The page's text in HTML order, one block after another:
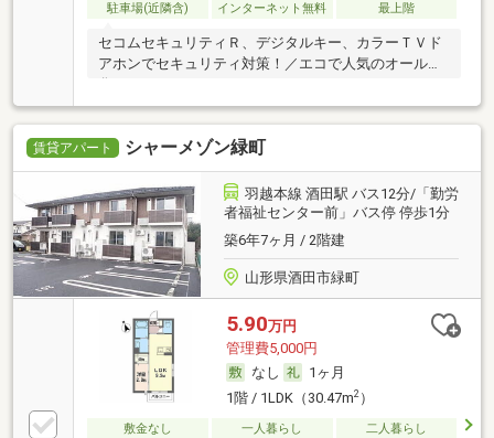
駐車場(近隣含)
インターネット無料 最上階
セコムセキュリティＲ、デジタルキー、カラーＴＶド
アホンでセキュリティ対策！／エコで人気のオール電
賃貸アパート シャーメゾン緑町
羽越本線 酒田駅 バス12分/「勤労
者福祉センター前」バス停 停歩1分
築6年7ヶ月 / 2階建
山形県酒田市緑町
5.90万円
管理費5,000円
なし
1ヶ月
1階 / 1LDK（30.47m2）
敷金なし 一人暮らし
二人暮らし